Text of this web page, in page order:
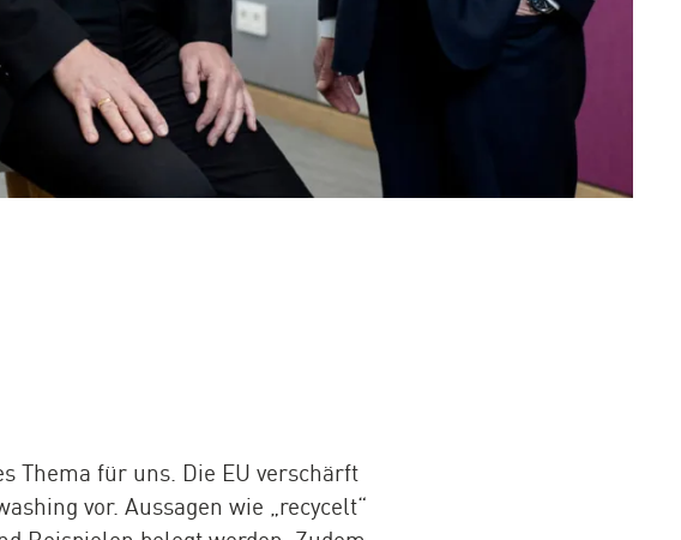
Thema für uns. Die EU verschärft
vor. Aussagen wie „recycelt“